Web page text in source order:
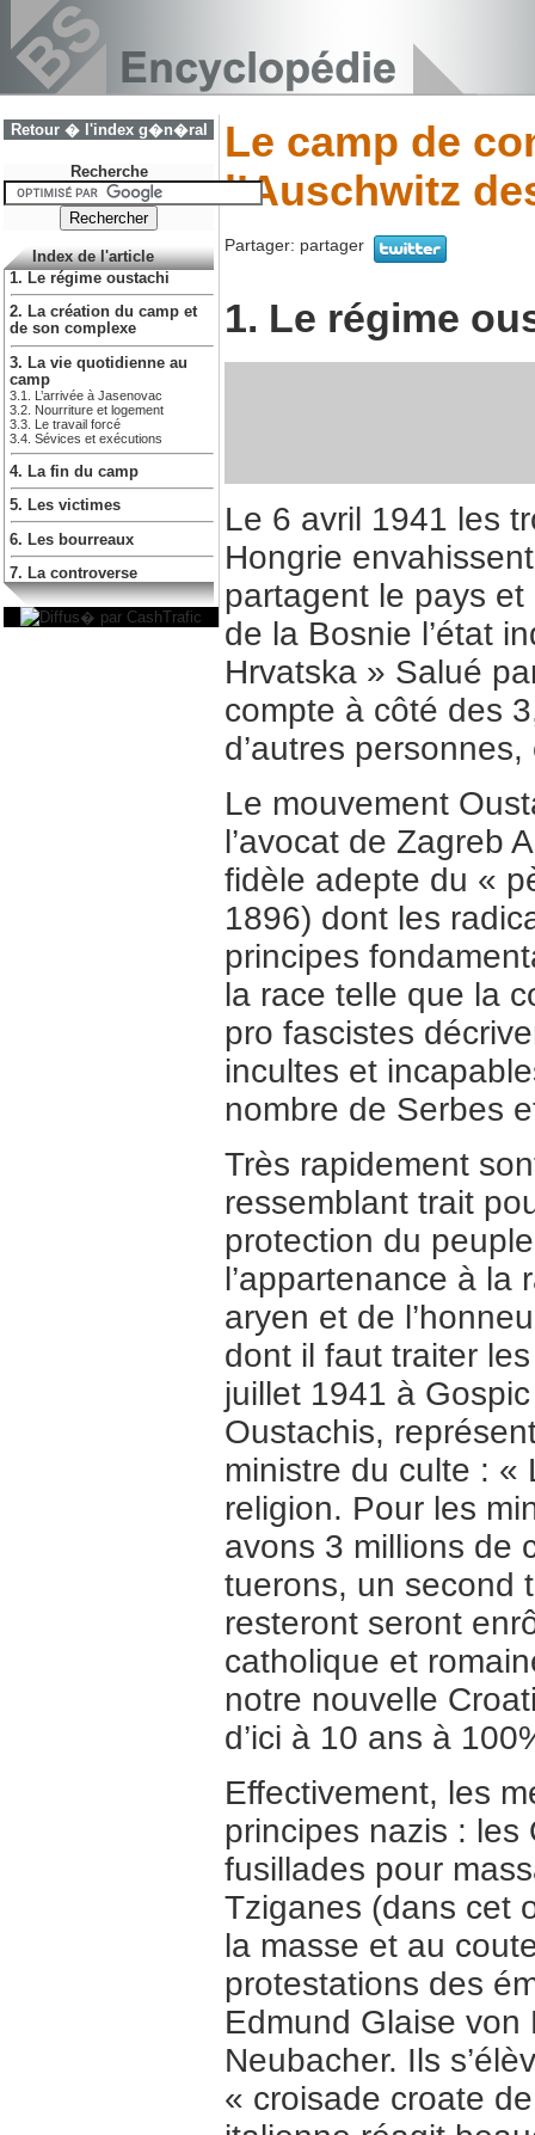
Retour � l'index g�n�ral
Recherche
Index de l'article
1. Le régime oustachi
2. La création du camp et
de son complexe
3. La vie quotidienne au
camp
3.1. L’arrivée à Jasenovac
3.2. Nourriture et logement
3.3. Le travail forcé
3.4. Sévices et exécutions
4. La fin du camp
5. Les victimes
6. Les bourreaux
7. La controverse
Le camp de
l’Auschwitz
Partager: partager
1. Le régime
Le 6 avril 1941 les
Hongrie
partagent le pays
de la Bosnie l’état
Hrvatska » Salué
compte à côté des
d’autres
Le mouvement
l’avocat de Zagreb
fidèle adepte du «
1896) dont les
principes
la race telle que la
pro fascistes
incultes et
nombre de Serbes
Très rapidement
ressemblant trait
protection du
l’appartenance à la
aryen et de
dont il faut traiter
juillet 1941 à
Oustachis,
ministre du culte : «
religion. Pour les
avons 3 millions de
tuerons, un second
resteront seront
catholique et
notre nouvelle
d’ici à 10 ans à
Effectivement, les
principes nazis : les
fusillades pour
Tziganes (dans cet
la masse et au
protestations des
Edmund Glaise von
Neubacher. Ils
« croisade croate